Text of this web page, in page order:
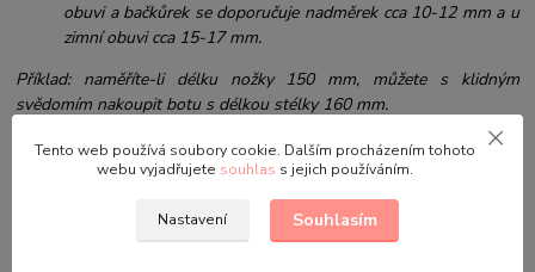
obuvi a bačkůrek se doporučuje nadměrek cca 10-12 mm a u
zimní obuvi cca 15-17 mm.
Příklad: naměříte-li délku nožky 150 mm, můžete s klidným
svědomím nakoupit botu s délkou stélky 160 mm.
domácím trhu s takovým technologickým potenciálem a odbornou
znalostí byl Demar vybrán, aby zavedl nové návrhy obuvi pro
Tento web používá soubory cookie. Dalším procházením tohoto
webu vyjadřujete souhlas s jejich používáním.
Nastavení Souhlasím